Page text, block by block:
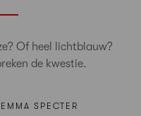
Of heel lichtblauw?
de kwestie.
SPECTER